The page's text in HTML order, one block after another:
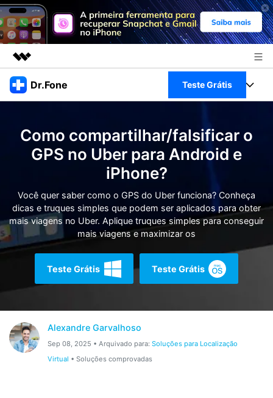
Produtos em destaque
Visão geral
Soluções
Sobre nós
Loja
Dr.Fone Teste Grátis
Veja Toolkit Completo >
Productos
Para Celular
Online
Ver Todos Os Aplicativos
Ações rápidas
Dicas
Centro de Ajuda
Recursos
Transferir Dados
Proteção do celular
Entrar
Como compartilhar/falsificar o
GPS no Uber para Android e
iPhone?
Você quer saber como o GPS do Uber funciona? Conheça
dicas e truques simples que podem ser aplicados para obter
mais viagens no Uber. Aplique truques simples para conseguir
mais viagens e maximizar os
Teste Grátis Teste Grátis
Alexandre Garvalhoso
Sep 08, 2025 • Arquivado para: Soluções para Localização
Virtual • Soluções comprovadas